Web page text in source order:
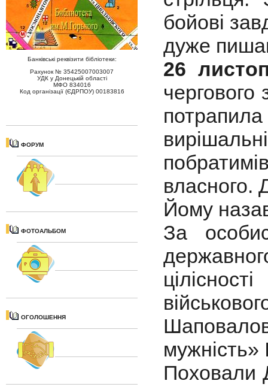
Банківські реквізити бібліотеки:
Рахунок № 35425007003007
УДК у Донецькій області
МФО 834016
Код організації (ЄДРПОУ) 00183816
ФОРУМ
ФОТОАЛЬБОМ
ОГОЛОШЕННЯ
бойові
дуже
26
власного.
Йому
За
мужність»
Поховали